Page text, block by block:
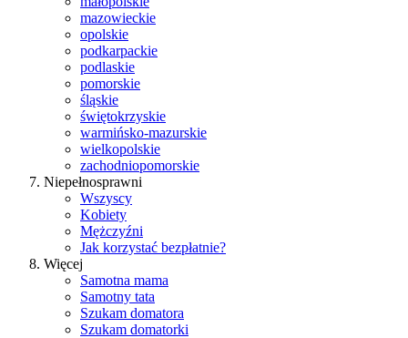
mazowieckie
opolskie
podkarpackie
podlaskie
pomorskie
śląskie
świętokrzyskie
warmińsko-mazurskie
wielkopolskie
zachodniopomorskie
Niepełnosprawni
Wszyscy
Kobiety
Mężczyźni
Jak korzystać bezpłatnie?
Więcej
Samotna mama
Samotny tata
Szukam domatora
Szukam domatorki